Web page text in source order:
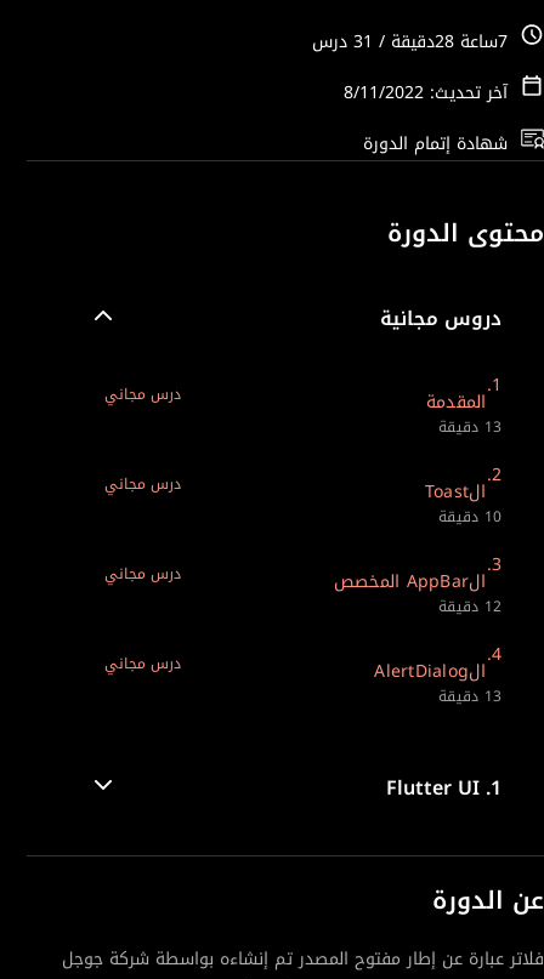
آخر تحديث: 8/11/2022
شهادة إتمام الدورة
محتوى الدورة
دروس مجانية
1.
المقدمة
درس مجاني
13 دقيقة
2.
الToast
درس مجاني
10 دقيقة
3.
الAppBar المخصص
درس مجاني
12 دقيقة
4.
الAlertDialog
درس مجاني
13 دقيقة
1.
Flutter UI
عن الدورة
فلاتر عبارة عن إطار مفتوح المصدر تم إنشاءه بواسطة شركة جوجل